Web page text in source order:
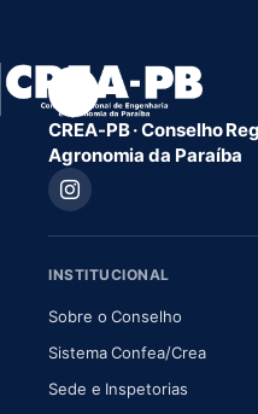
CREA-PB · Conselho
Agronomia da Paraíba
INSTITUCIONAL
Sobre o Conselho(abre em
Sistema Confea/Crea(abre
Sede e Inspetorias